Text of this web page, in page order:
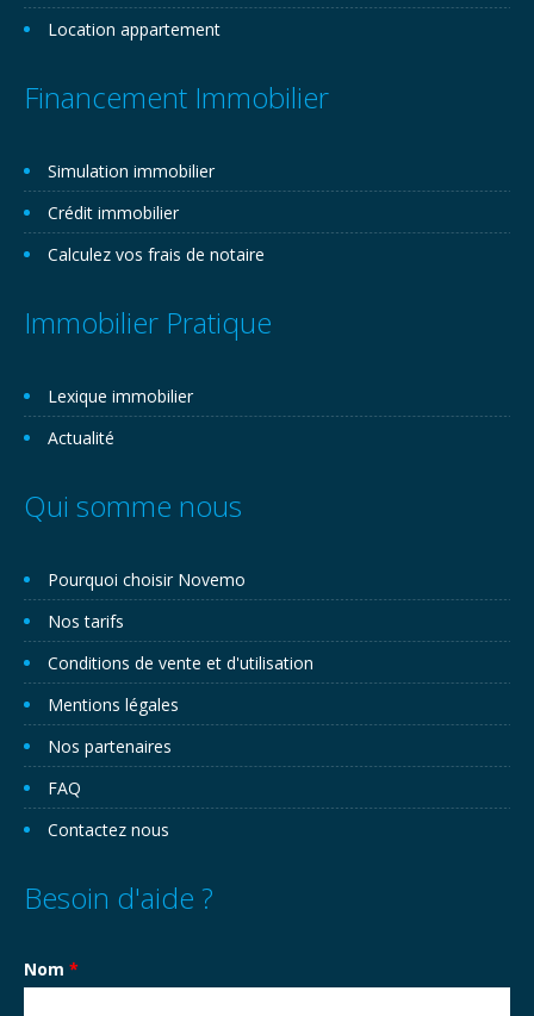
Location appartement
Financement Immobilier
Simulation immobilier
Crédit immobilier
Calculez vos frais de notaire
Immobilier Pratique
Lexique immobilier
Actualité
Qui somme nous
Pourquoi choisir Novemo
Nos tarifs
Conditions de vente et d'utilisation
Mentions légales
Nos partenaires
FAQ
Contactez nous
Besoin d'aide ?
Nom *